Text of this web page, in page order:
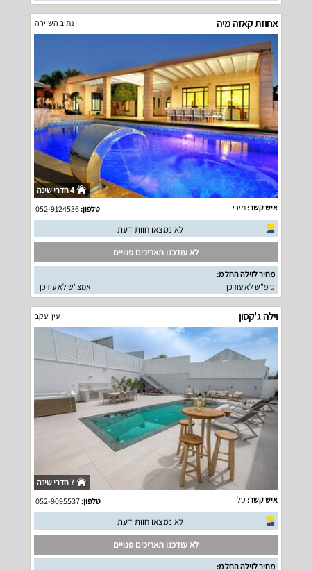
אחוזת קאזה מיה נתיב השיירה
4 חדרי שינה
איש קשר:מירי טלפון:052-9124536
לא נמצאו חוות דעת
לא עודכנו תאריכים פנויים
מחיר לוילה החל מ:
סופ"ש לא עודכן
אמצ"ש לא עודכן
וילה ג'קסון עין יעקב
7 חדרי שינה
איש קשר: טל טלפון:052-9095537
לא נמצאו חוות דעת
לא עודכנו תאריכים פנויים
מחיר לוילה החל מ: